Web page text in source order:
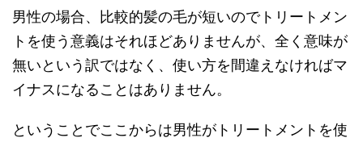
男性の場合、比較的髪の毛が短いのでトリートメン
トを使う意義はそれほどありませんが、全く意味が
無いという訳ではなく、使い方を間違えなければマ
イナスになることはありません。
ということでここからは男性がトリートメントを使